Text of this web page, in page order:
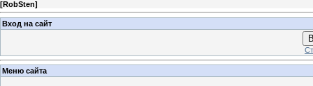
[RobSten]
Вход на сайт
Меню сайта